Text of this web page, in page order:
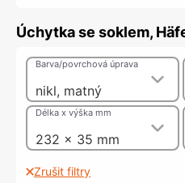
Úchytka se soklem,
nikl, matný
Barva/povrchová úprava
232 x 35 mm
Délka x výška mm
Zrušit filtry